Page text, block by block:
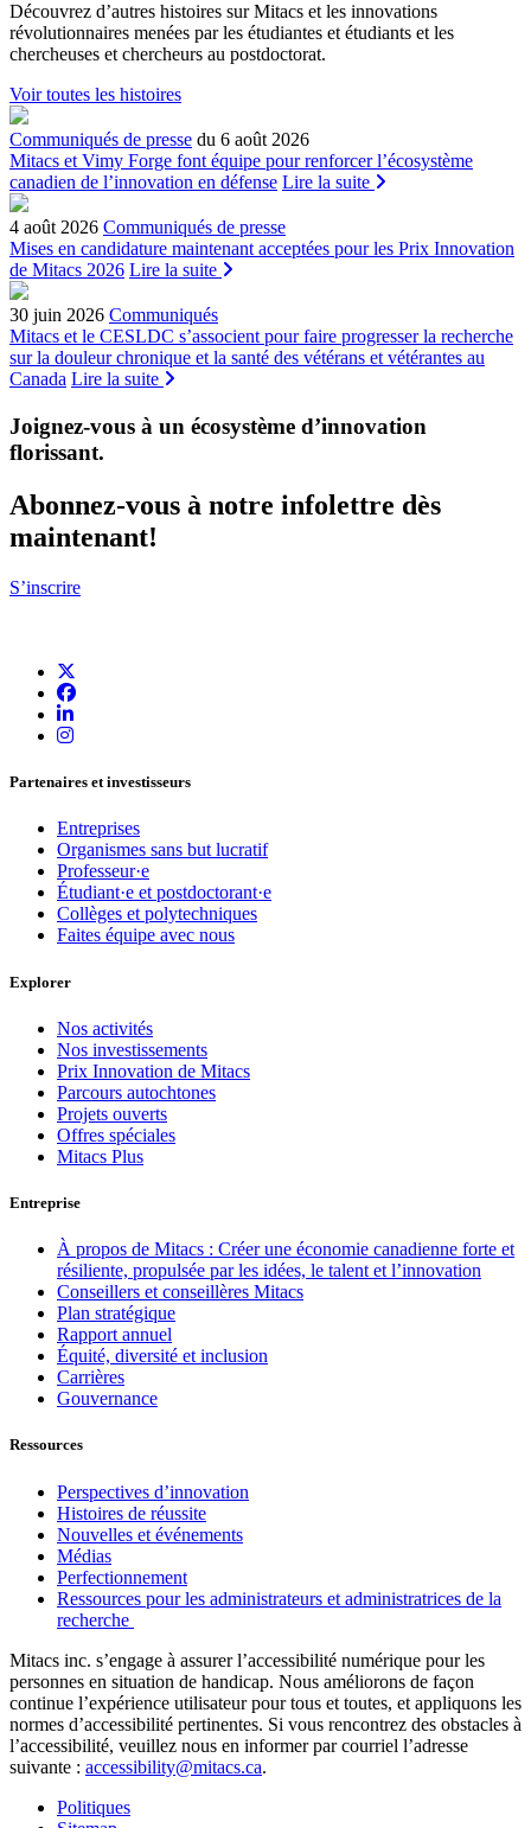
Découvrez d’autres histoires sur Mitacs et les innovations
révolutionnaires menées par les étudiantes et étudiants et les
chercheuses et chercheurs au postdoctorat.
Voir toutes les histoires
Communiqués de presse du 6 août 2026
Mitacs et Vimy Forge font équipe pour renforcer l’écosystème
canadien de l’innovation en défense Lire la suite
4 août 2026 Communiqués de presse
Mises en candidature maintenant acceptées pour les Prix Innovation
de Mitacs 2026 Lire la suite
30 juin 2026 Communiqués
Mitacs et le CESLDC s’associent pour faire progresser la recherche
sur la douleur chronique et la santé des vétérans et vétérantes au
Canada Lire la suite
Joignez-vous à un écosystème d’innovation
florissant.
Abonnez-vous à notre infolettre dès
maintenant!
S’inscrire
Partenaires et investisseurs
Entreprises
Organismes sans but lucratif
Professeur·e
Étudiant·e et postdoctorant·e
Collèges et polytechniques
Faites équipe avec nous
Explorer
Nos activités
Nos investissements
Prix Innovation de Mitacs
Parcours autochtones
Projets ouverts
Offres spéciales
Mitacs Plus
Entreprise
À propos de Mitacs : Créer une économie canadienne forte et
résiliente, propulsée par les idées, le talent et l’innovation
Conseillers et conseillères Mitacs
Plan stratégique
Rapport annuel
Équité, diversité et inclusion
Carrières
Gouvernance
Ressources
Perspectives d’innovation
Histoires de réussite
Nouvelles et événements
Médias
Perfectionnement
Ressources pour les administrateurs et administratrices de la
recherche
Mitacs inc. s’engage à assurer l’accessibilité numérique pour les
personnes en situation de handicap. Nous améliorons de façon
continue l’expérience utilisateur pour tous et toutes, et appliquons les
normes d’accessibilité pertinentes. Si vous rencontrez des obstacles à
l’accessibilité, veuillez nous en informer par courriel l’adresse
suivante : accessibility@mitacs.ca.
Politiques